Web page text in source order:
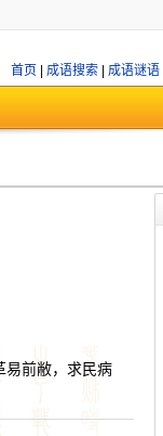
首页 成语搜索| 成语谜语|
易前敝，求民病